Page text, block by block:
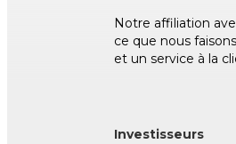
Notre affiliation
ce que nous
et un service à la
Investisseurs